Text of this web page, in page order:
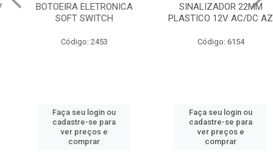
BOTOEIRA ELETRONICA
SOFT SWITCH
Código: 2453
Faça seu login ou
cadastre-se para
ver preços e
comprar
SINALIZADOR 22MM
PLASTICO 12V AC/DC AZ
Código: 6154
Faça seu login ou
cadastre-se para
ver preços e
comprar